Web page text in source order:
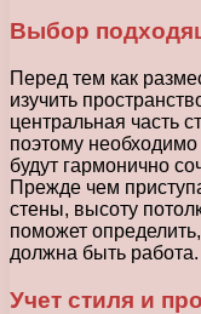
Выбор
Перед тем как
изучить
центральная часть
поэтому
будут гармонично
Прежде чем
стены, высоту
поможет
должна быть работа.
Учет стиля и